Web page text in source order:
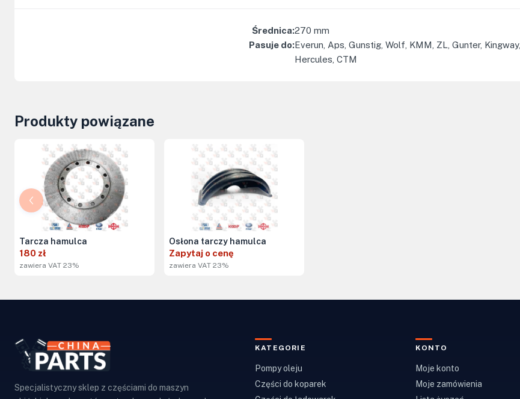
Średnica:270 mm
Pasuje do:Everun, Aps, Gunstig, Wolf, KMM, ZL, Gunter, Kingway,
Hercules, CTM
Produkty powiązane
Tarcza hamulca
180 zł
zawiera VAT 23%
Osłona tarczy hamulca
Zapytaj o cenę
zawiera VAT 23%
Specjalistyczny sklep z częściami do maszyn
KATEGORIE
Pompy oleju
Części do koparek
KONTO
Moje konto
Moje zamówienia